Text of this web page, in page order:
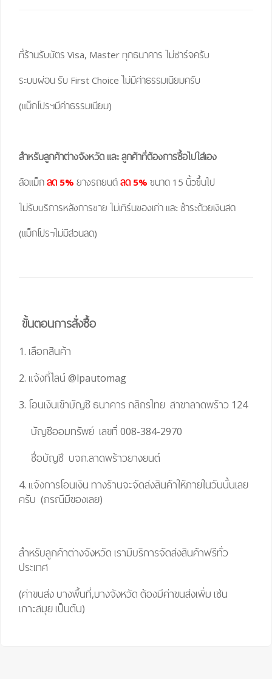
ที่ร้านรับบัตร Visa, Master ทุกธนาคาร ไม่ชาร์จครับ
ระบบผ่อน รับ First Choice ไม่มีค่าธรรมเนียมครับ
(แม็กโปรฯมีค่าธรรมเนียม)
สำหรับลูกค้าต่างจังหวัด และ ลูกค้าที่ต้องการซื้อไปใส่เอง
ล้อแม็ก ลด 5% ยางรถยนต์ ลด 5% ขนาด 15 นิ้วขึ้นไป
ไม่รับบริการหลังการขาย ไม่เทิร์นของเก่า และ ชำระด้วยเงินสด
(แม็กโปรฯไม่มีส่วนลด)
ขั้นตอนการสั่งซื้อ
1. เลือกสินค้า
2. แจ้งที่ไลน์ @lpautomag
3. โอนเงินเข้าบัญชี ธนาคาร กสิกรไทย สาขาลาดพร้าว 124
บัญชีออมทรัพย์ เลขที่ 008-384-2970
ชื่อบัญชี บจก.ลาดพร้าวยางยนต์
4. แจ้งการโอนเงิน ทางร้านจะจัดส่งสินค้าให้ภายในวันนั้นเลย
ครับ (กรณีมีของเลย)
สำหรับลูกค้าต่างจังหวัด เรามีบริการจัดส่งสินค้าฟรีทั่ว
ประเทศ
(ค่าขนส่ง บางพื้นที่,บางจังหวัด ต้องมีค่าขนส่งเพิ่ม เช่น
เกาะสมุย เป็นต้น)